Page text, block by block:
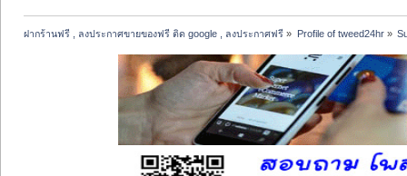
ฝากร้านฟรี , ลงประกาศขายของฟรี ติด google , ลงประกาศฟรี » Profile of tweed24hr»